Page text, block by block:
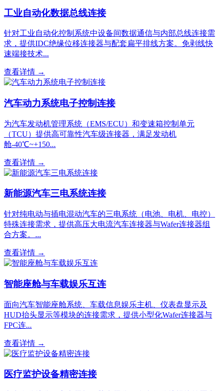
工业自动化数据总线连接
针对工业自动化控制系统中设备间数据通信与内部总线连接需
求，提供IDC绝缘位移连接器与配套扁平排线方案。免剥线快
速端接技术...
查看详情 →
汽车动力系统电子控制连接
为汽车发动机管理系统（EMS/ECU）和变速箱控制单元
（TCU）提供高可靠性汽车级连接器，满足发动机
舱-40℃~+150...
查看详情 →
新能源汽车三电系统连接
针对纯电动与插电混动汽车的三电系统（电池、电机、电控）
特殊连接需求，提供高压大电流汽车连接器与Wafer连接器组
合方案。...
查看详情 →
智能座舱与车载娱乐互连
面向汽车智能座舱系统、车载信息娱乐主机、仪表盘显示及
HUD抬头显示等模块的连接需求，提供小型化Wafer连接器与
FPC连...
查看详情 →
医疗监护设备精密连接